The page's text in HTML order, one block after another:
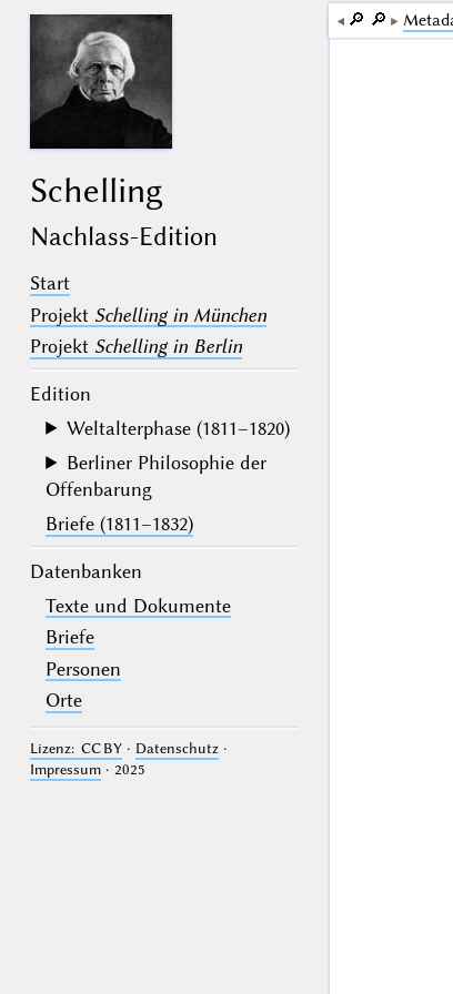
Schelling
Nachlass-Edition
Start
Projekt Schelling in München
Projekt Schelling in Berlin
Edition
Weltalterphase (1811–1820)
Berliner Philosophie der
Offenbarung
Briefe (1811–1832)
Datenbanken
Texte und Dokumente
Briefe
Personen
Orte
Lizenz: CC BY· Datenschutz·
Impressum· 2025
🔎︎ 🔎︎